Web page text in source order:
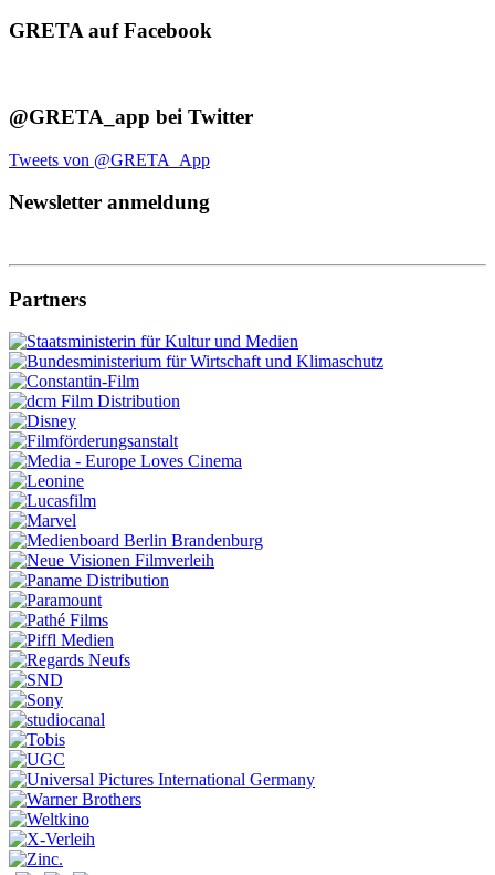
GRETA auf Facebook
@GRETA_app bei Twitter
Tweets von @GRETA_App
Newsletter anmeldung
Partners